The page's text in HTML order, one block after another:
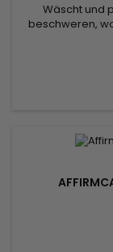
Wäscht und
beschweren,
wird. Die
Arganölen
Haares vor,